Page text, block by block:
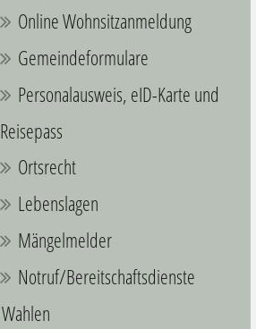
Online Wohnsitzanmeldung
Gemeindeformulare
Personalausweis, eID-Karte und
Reisepass
Ortsrecht
Lebenslagen
Mängelmelder
Notruf/Bereitschaftsdienste
Wahlen